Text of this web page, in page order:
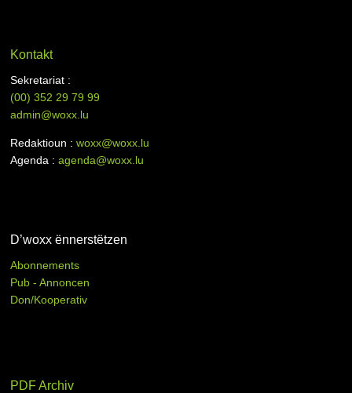
Kontakt
Sekretariat :
(00)352 29 79 99
admin@woxx.lu
Redaktioun :woxx@woxx.lu
Agenda :agenda@woxx.lu
D’woxx ënnerstëtzen
Abonnements
Pub - Annoncen
Don/Kooperativ
PDF Archiv